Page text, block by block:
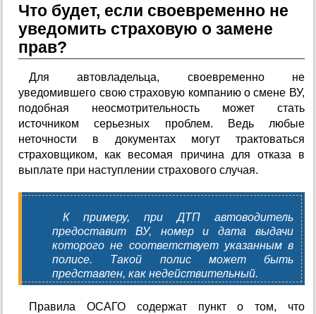
Что будет, если своевременно не
уведомить страховую о замене
прав?
Для автовладельца, своевременно не
уведомившего свою страховую компанию о смене ВУ,
подобная неосмотрительность может стать
источником серьезных проблем. Ведь любые
неточности в документах могут трактоваться
страховщиком, как весомая причина для отказа в
выплате при наступлении страхового случая.
К примеру, при ДТП автоводитель
предоставит ВУ, номер и дата выдачи
которого не соответствует указанным в
полисе. Такой полис может быть
представлен, как недействительный.
Правила ОСАГО содержат пункт о том, что